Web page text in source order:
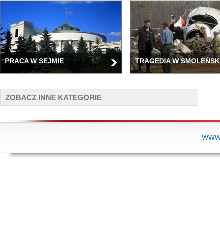
PRACA W SEJMIE TRAGEDIA W
ZOBACZ INNE KATEGORIE